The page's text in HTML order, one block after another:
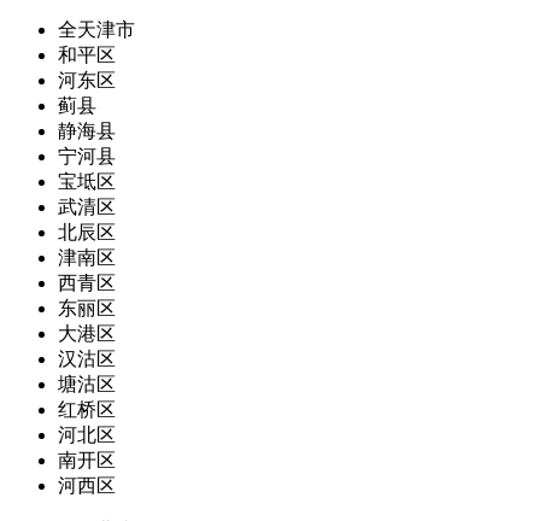
全天津市
和平区
河东区
蓟县
静海县
宁河县
宝坻区
武清区
北辰区
津南区
西青区
东丽区
大港区
汉沽区
塘沽区
红桥区
河北区
南开区
河西区